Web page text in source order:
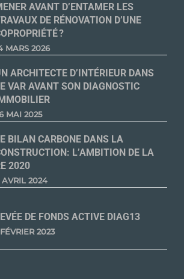
AVANT D’ENTAMER LES
DE RÉNOVATION D’UNE
?
MARS 2026
ARCHITECTE D’INTÉRIEUR DANS
VAR AVANT SON DIAGNOSTIC
MAI 2025
BILAN CARBONE DANS LA
L’AMBITION DE LA
2020
AVRIL 2024
DE FONDS ACTIVE DIAG13
2023